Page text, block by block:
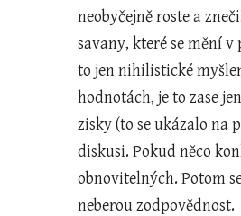
neobyčejně roste a
savany, které se mění
to jen nihilistické
hodnotách, je to zase
zisky (to se ukázalo na
diskusi. Pokud něco
obnovitelných. Potom
neberou zodpovědnost.